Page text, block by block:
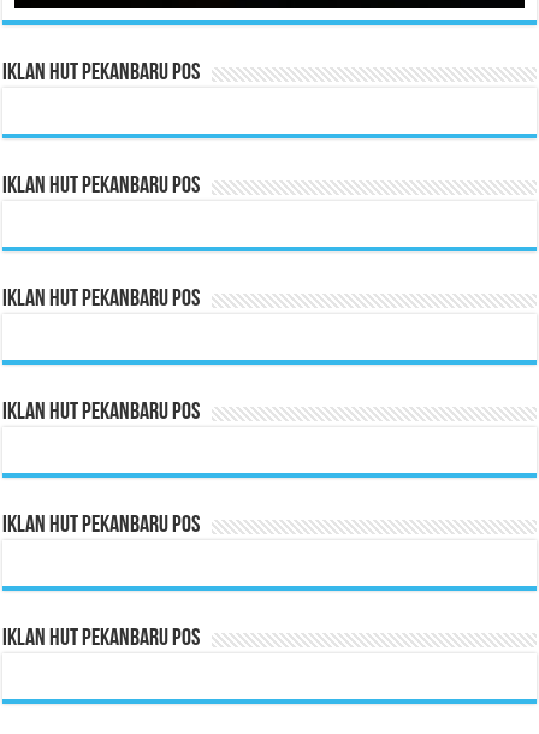
Iklan HUT Pekanbaru Pos
Iklan HUT Pekanbaru Pos
Iklan HUT Pekanbaru Pos
Iklan HUT Pekanbaru Pos
Iklan HUT Pekanbaru Pos
Iklan HUT Pekanbaru Pos